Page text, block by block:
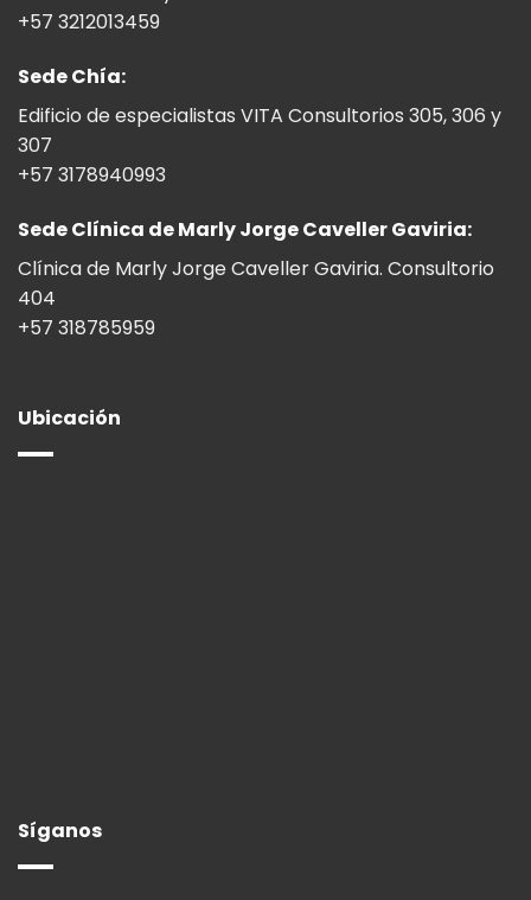
+57 3212013459
Sede Chía:
Edificio de especialistas VITA Consultorios 305, 306 y
307
+57 3178940993
Sede Clínica de Marly Jorge Caveller Gaviria:
Clínica de Marly Jorge Caveller Gaviria. Consultorio
404
+57 318785959
Ubicación
Síganos